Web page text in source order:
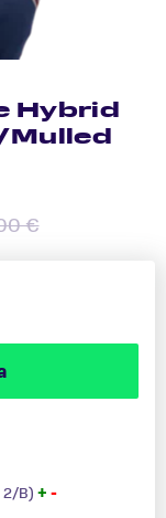
Hybrid
Mulled
€
2/B) + -